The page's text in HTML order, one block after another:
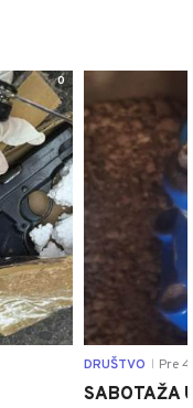
0
DRUŠTVO Pre
SABOTAŽA